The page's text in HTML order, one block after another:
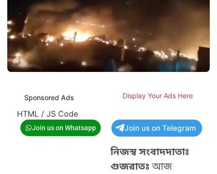
Sponsored Ads Display Your Ads Here
HTML / JS Code
Join us on Whatsapp Join us on Telegram
নিজস্ব সংবাদদাতাঃ
গুজরাতঃআজ